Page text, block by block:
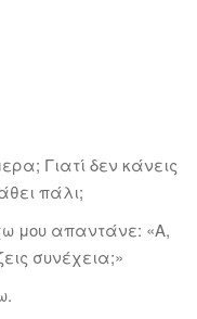
Γιατί δεν κάνεις
πάλι;
μου απαντάνε: «Α,
συνέχεια;»